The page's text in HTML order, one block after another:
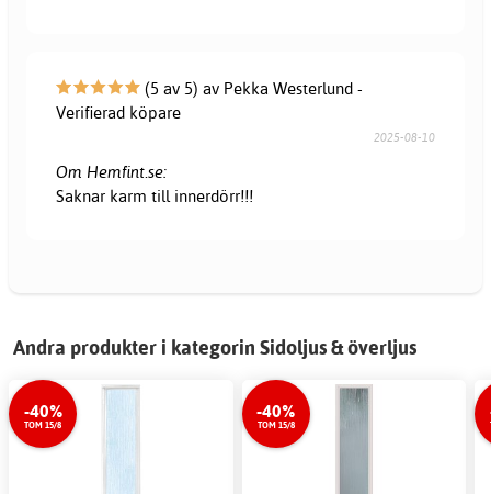
(5 av 5) av Pekka Westerlund -
Verifierad köpare
2025-08-10
Om Hemfint.se:
Saknar karm till innerdörr!!!
Andra produkter i kategorin Sidoljus & överljus
-40%
TOM 15/8
-40%
TOM 15/8